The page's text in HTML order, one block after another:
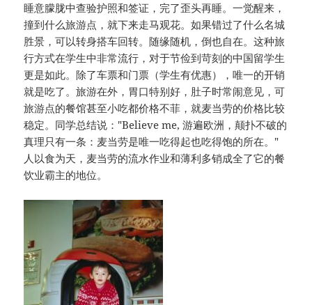
睡意朦胧中查验护照和签证，完了歪头再睡。一觉醒来，
撞到什么旅游点，就下来走马观花。如果错过了什么名城
胜景，可以转身搭车回转。随缘随机，倒也自在。这种旅
行方式在学生中非常流行，对于节俭到苛刻的中国留学生
更是如此。除了车票和门票（学生有优惠），唯一的开销
就是吃了。旅游在外，胃口特别好，肚子时常闹意见，可
旅游点的餐馆甚至小吃都价格不菲，就麦当劳的价格比较
稳定。同学总结说："Believe me, 游遍欧洲，颠扑不破的
真理只有一条：麦当劳是唯一吃得起也吃得饱的所在。"
人以食为天，麦当劳的流水作业和薄利多销成全了它的餐
饮业霸主的地位。